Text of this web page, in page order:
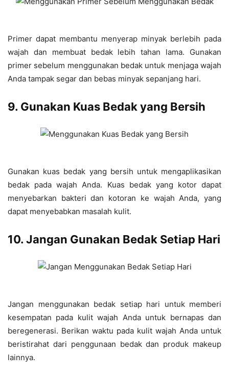
Primer dapat membantu menyerap minyak berlebih pada
wajah dan membuat bedak lebih tahan lama. Gunakan
primer sebelum menggunakan bedak untuk menjaga wajah
Anda tampak segar dan bebas minyak sepanjang hari.
9. Gunakan Kuas Bedak yang Bersih
Gunakan kuas bedak yang bersih untuk mengaplikasikan
bedak pada wajah Anda. Kuas bedak yang kotor dapat
menyebarkan bakteri dan kotoran ke wajah Anda, yang
dapat menyebabkan masalah kulit.
10. Jangan Gunakan Bedak Setiap Hari
Jangan menggunakan bedak setiap hari untuk memberi
kesempatan pada kulit wajah Anda untuk bernapas dan
beregenerasi. Berikan waktu pada kulit wajah Anda untuk
beristirahat dari penggunaan bedak dan produk makeup
lainnya.